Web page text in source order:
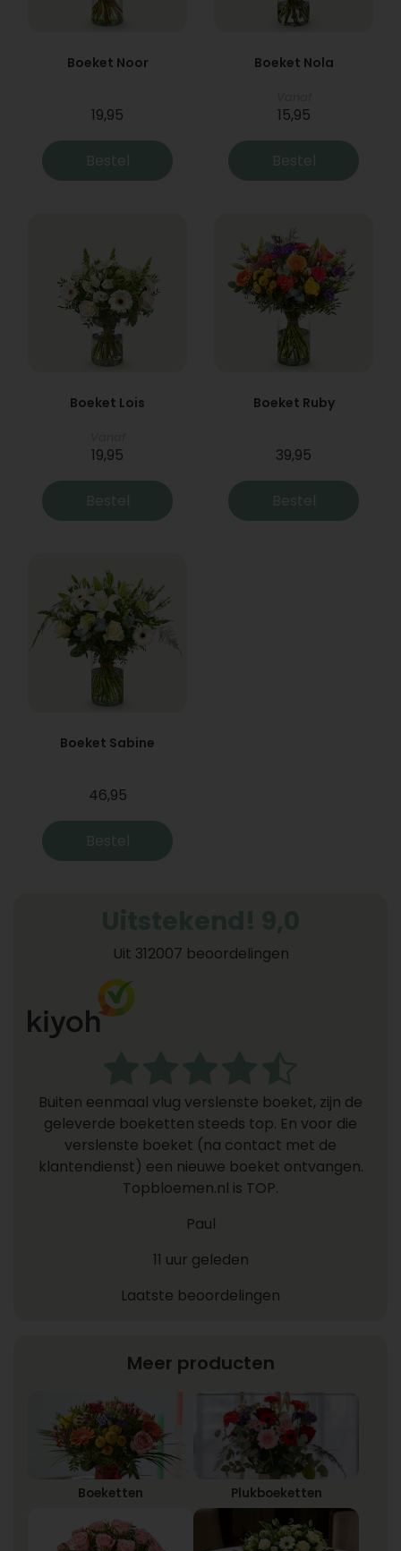
Boeket Noor
19,95
Bestel
Boeket Nola
15,95
Bestel
Boeket Lois
19,95
Bestel
Boeket Ruby
39,95
Bestel
Boeket Sabine
46,95
Bestel
Uit 312007 beoordelingen
Buiten eenmaal vlug verslenste boeket, zijn de
geleverde boeketten steeds top. En voor die
verslenste boeket (na contact met de
klantendienst) een nieuwe boeket ontvangen.
Topbloemen.nl is TOP.
Paul
11 uur geleden
Laatste beoordelingen
Meer producten
Boeketten Plukboeketten